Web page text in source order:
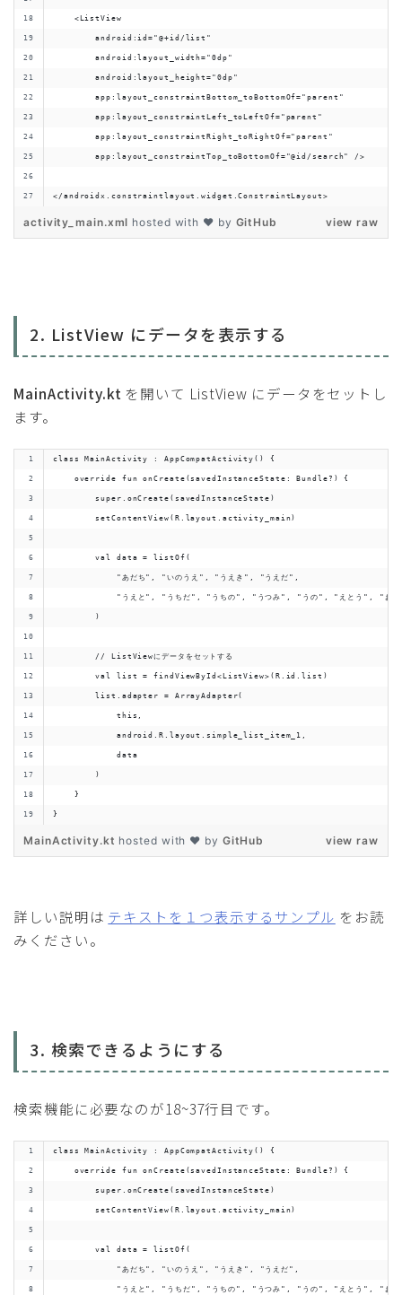
    <ListView
        android:id="@+id/list"
        android:layout_width="0dp"
        android:layout_height="0dp"
        app:layout_constraintBottom_toBottomOf="parent"
        app:layout_constraintLeft_toLeftOf="parent"
        app:layout_constraintRight_toRightOf="parent"
        app:layout_constraintTop_toBottomOf="@id/search" />
</androidx.constraintlayout.widget.ConstraintLayout>
view raw
activity_main.xml hosted with ❤ by GitHub
2. ListView にデータを表示する
MainActivity.kt を開いて ListView にデータをセットし
ます。
class MainActivity : AppCompatActivity() {
    override fun onCreate(savedInstanceState: Bundle?) {
        super.onCreate(savedInstanceState)
        setContentView(R.layout.activity_main)
        val data = listOf(
            "あだち", "いのうえ", "うえき", "うえだ",
"うえと", "うちだ", "うちの", "うつみ", "うの", "えとう", "おお
        )
        // ListViewにデータをセットする
        val list = findViewById<ListView>(R.id.list)
        list.adapter = ArrayAdapter(
            this,
            android.R.layout.simple_list_item_1,
            data
        )
    }
}
view raw
MainActivity.kt hosted with ❤ by GitHub
詳しい説明は テキストを１つ表示するサンプル をお読
みください。
3. 検索できるようにする
検索機能に必要なのが18~37行目です。
class MainActivity : AppCompatActivity() {
    override fun onCreate(savedInstanceState: Bundle?) {
        super.onCreate(savedInstanceState)
        setContentView(R.layout.activity_main)
        val data = listOf(
            "あだち", "いのうえ", "うえき", "うえだ",
"うえと", "うちだ", "うちの", "うつみ", "うの", "えとう", "おお